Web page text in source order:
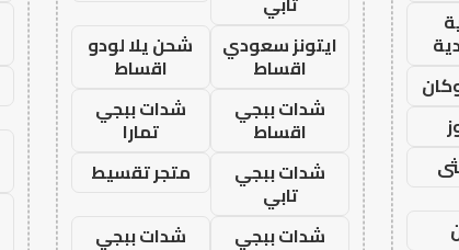
ايتونز سعودي
اقساط
شحن يلا لودو
اقساط
شدات ببجي
اقساط
شدات ببجي
تمارا
شدات ببجي
تابي
متجر تقسيط
شدات ببجي
شدات ببجي